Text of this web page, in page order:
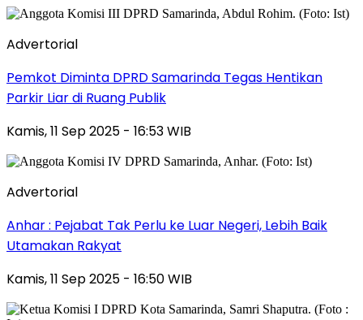
Advertorial
Pemkot Diminta DPRD Samarinda Tegas Hentikan
Parkir Liar di Ruang Publik
Kamis, 11 Sep 2025 - 16:53 WIB
Advertorial
Anhar : Pejabat Tak Perlu ke Luar Negeri, Lebih Baik
Utamakan Rakyat
Kamis, 11 Sep 2025 - 16:50 WIB